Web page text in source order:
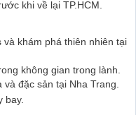
khi về lại TP.HCM.
khám phá thiên nhiên tại
không gian trong lành.
đặc sản tại Nha Trang.
bay.